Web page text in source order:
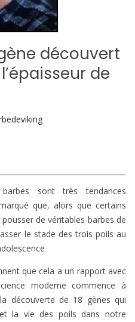
découvert
de
sont très tendances
que, alors que certains
de véritables barbes de
le stade des trois poils au
que cela a un rapport avec
moderne commence à
découverte de 18 gènes qui
la vie des poils dans notre